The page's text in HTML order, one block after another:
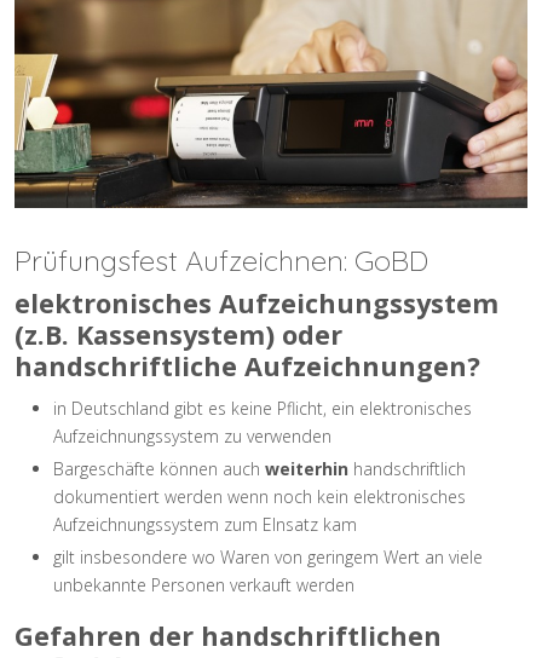
Prüfungsfest Aufzeichnen: GoBD
elektronisches Aufzeichungssystem
(z.B. Kassensystem) oder
handschriftliche Aufzeichnungen?
in Deutschland gibt es keine Pflicht, ein elektronisches
Aufzeichnungssystem zu verwenden
Bargeschäfte können auch weiterhin handschriftlich
dokumentiert werden wenn noch kein elektronisches
Aufzeichnungssystem zum EInsatz kam
gilt insbesondere wo Waren von geringem Wert an viele
unbekannte Personen verkauft werden
Gefahren der handschriftlichen